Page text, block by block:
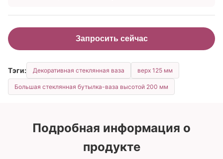
Запросить сейчас
Тэги: Декоративная стеклянная ваза верх 125 мм
Большая стеклянная бутылка-ваза высотой 200 мм
Подробная информация о
продукте